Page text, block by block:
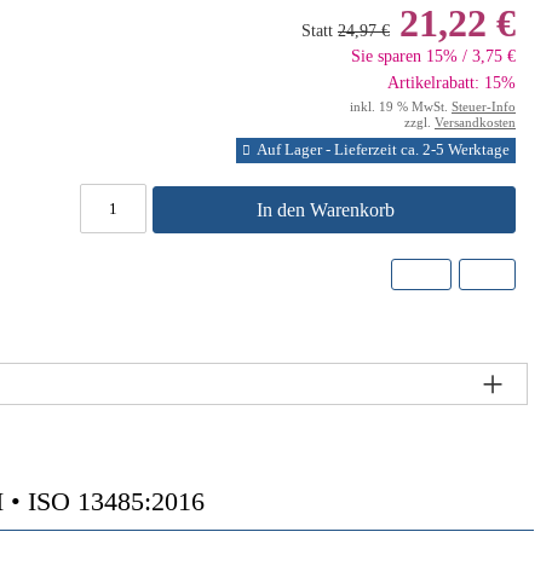
Statt 24,97 € 21,22 €
Sie sparen 15% / 3,75 €
Artikelrabatt: 15%
inkl. 19 % MwSt. Steuer-Info
zzgl. Versandkosten
Auf Lager - Lieferzeit ca. 2-5 Werktage
In den Warenkorb
ISO 13485:2016